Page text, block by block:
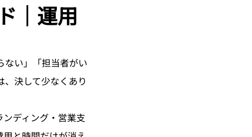
｜運用
ない」「担当者がい
決して少なくあり
ディング・営業支